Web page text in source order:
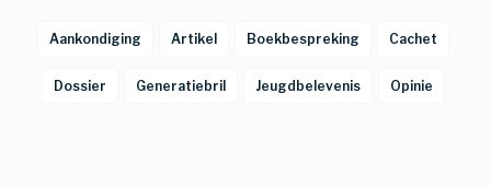
Aankondiging Artikel Boekbespreking Cachet
Dossier Generatiebril Jeugdbelevenis Opinie